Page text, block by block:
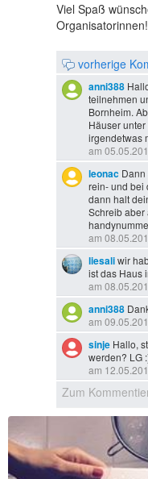
Viel Spaß
Organisatorinnen!
vorherige
anni388
teilnehmen
Bornheim.
Häuser
irgendetwas
am
leonac
rein- und bei
dann halt
Schreib aber
am
liesaliwir
ist das Haus
am
anni388
am
sinje Hallo,
werden? LG
am
Zum